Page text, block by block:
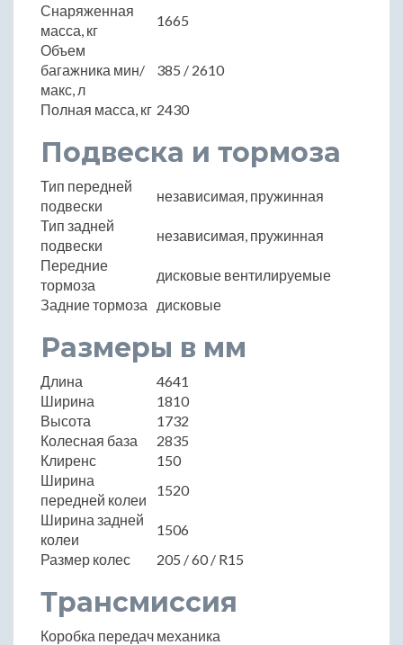
Снаряженная
масса, кг
1665
Объем
багажника мин/
макс, л
385 / 2610
Полная масса, кг 2430
Подвеска и тормоза
Тип передней
подвески
независимая, пружинная
Тип задней
подвески
независимая, пружинная
Передние
тормоза
дисковые вентилируемые
Задние тормоза
дисковые
Размеры в мм
Длина
4641
Ширина
1810
Высота
1732
Колесная база
2835
Клиренс
150
Ширина
передней колеи
1520
Ширина задней
колеи
1506
Размер колес
205 / 60 / R15
Трансмиссия
Коробка передач механика